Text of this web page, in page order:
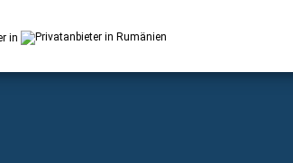
in